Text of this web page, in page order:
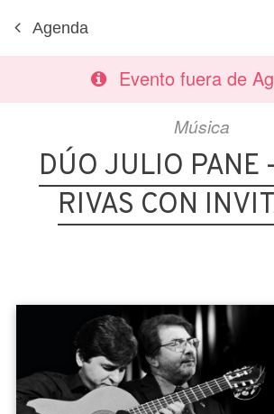
Agenda
Evento fuera de
Música
DÚO JULIO PANE
RIVAS CON